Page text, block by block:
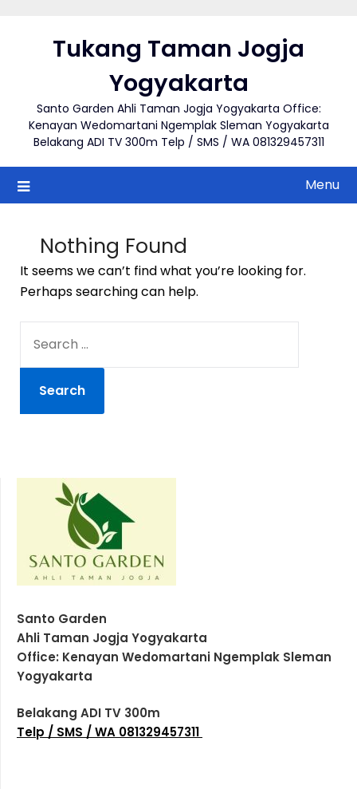
Tukang Taman Jogja
Yogyakarta
Santo Garden Ahli Taman Jogja Yogyakarta Office:
Kenayan Wedomartani Ngemplak Sleman Yogyakarta
Belakang ADI TV 300m Telp / SMS / WA 081329457311
Menu
Nothing Found
It seems we can’t find what you’re looking for.
Perhaps searching can help.
FOR:
Santo Garden
Ahli Taman Jogja Yogyakarta
Office: Kenayan Wedomartani Ngemplak Sleman
Yogyakarta
Belakang ADI TV 300m
Telp / SMS / WA 081329457311